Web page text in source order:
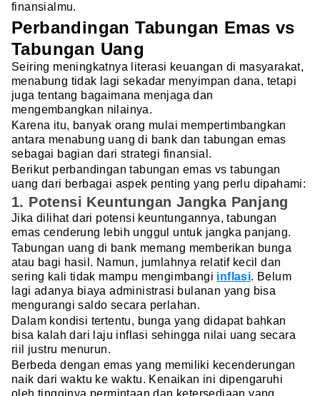
finansialmu.
Perbandingan Tabungan Emas vs
Tabungan Uang
Seiring meningkatnya literasi keuangan di masyarakat,
menabung tidak lagi sekadar menyimpan dana, tetapi
juga tentang bagaimana menjaga dan
mengembangkan nilainya.
Karena itu, banyak orang mulai mempertimbangkan
antara menabung uang di bank dan tabungan emas
sebagai bagian dari strategi finansial.
Berikut perbandingan tabungan emas vs tabungan
uang dari berbagai aspek penting yang perlu dipahami:
1. Potensi Keuntungan Jangka Panjang
Jika dilihat dari potensi keuntungannya, tabungan
emas cenderung lebih unggul untuk jangka panjang.
Tabungan uang di bank memang memberikan bunga
atau bagi hasil. Namun, jumlahnya relatif kecil dan
sering kali tidak mampu mengimbangi inflasi. Belum
lagi adanya biaya administrasi bulanan yang bisa
mengurangi saldo secara perlahan.
Dalam kondisi tertentu, bunga yang didapat bahkan
bisa kalah dari laju inflasi sehingga nilai uang secara
riil justru menurun.
Berbeda dengan emas yang memiliki kecenderungan
naik dari waktu ke waktu. Kenaikan ini dipengaruhi
oleh tingginya permintaan dan ketersediaan yang